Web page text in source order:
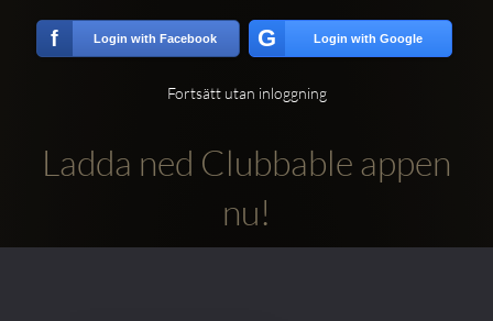
f Login with Facebook G Login with Google
Fortsätt utan inloggning
Ladda ned Clubbable appen
nu!